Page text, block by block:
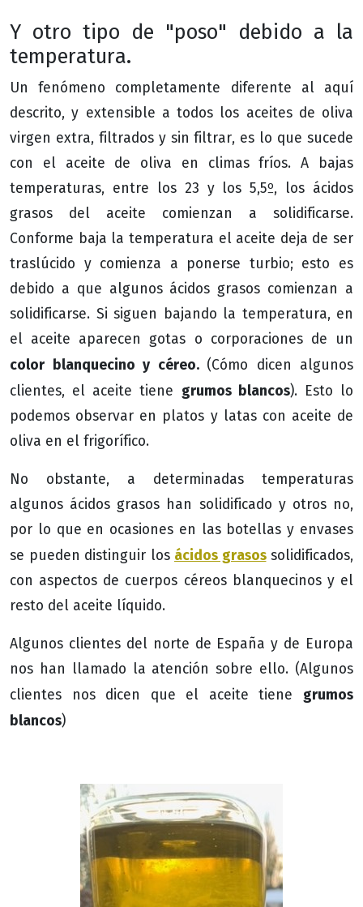
Y otro tipo de "poso" debido a la
temperatura.
Un fenómeno completamente diferente al aquí
descrito, y extensible a todos los aceites de oliva
virgen extra, filtrados y sin filtrar, es lo que sucede
con el aceite de oliva en climas fríos. A bajas
temperaturas, entre los 23 y los 5,5º, los ácidos
grasos del aceite comienzan a solidificarse.
Conforme baja la temperatura el aceite deja de ser
traslúcido y comienza a ponerse turbio; esto es
debido a que algunos ácidos grasos comienzan a
solidificarse. Si siguen bajando la temperatura, en
el aceite aparecen gotas o corporaciones de un
color blanquecino y céreo. (Cómo dicen algunos
clientes, el aceite tiene grumos blancos). Esto lo
podemos observar en platos y latas con aceite de
oliva en el frigorífico.
No obstante, a determinadas temperaturas
algunos ácidos grasos han solidificado y otros no,
por lo que en ocasiones en las botellas y envases
se pueden distinguir los ácidos grasossolidificados,
con aspectos de cuerpos céreos blanquecinos y el
resto del aceite líquido.
Algunos clientes del norte de España y de Europa
nos han llamado la atención sobre ello. (Algunos
clientes nos dicen que el aceite tiene grumos
blancos)